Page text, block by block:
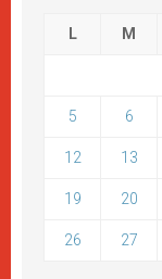
L M
5 6
12 13
19 20
26 27